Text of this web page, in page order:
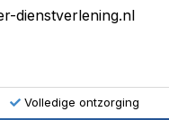
dienstverlening.nl
Volledige ontzorging